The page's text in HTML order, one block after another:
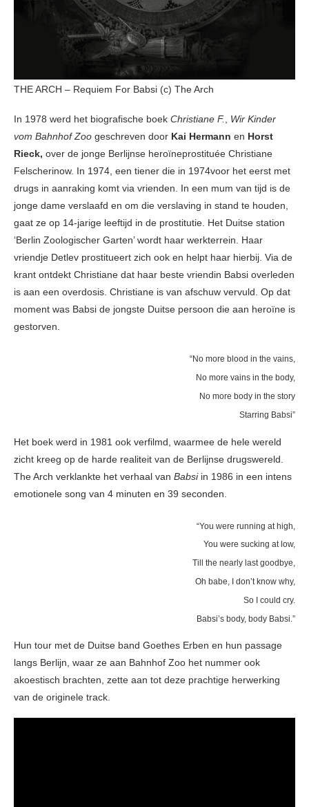
THE ARCH – Requiem For Babsi (c) The Arch
In 1978 werd het biografische boek Christiane F., Wir Kinder
vom Bahnhof Zoo geschreven door Kai Hermann en Horst
Rieck, over de jonge Berlijnse heroïneprostituée Christiane
Felscherinow. In 1974, een tiener die in 1974voor het eerst met
drugs in aanraking komt via vrienden. In een mum van tijd is de
jonge dame verslaafd en om die verslaving in stand te houden,
gaat ze op 14-jarige leeftijd in de prostitutie. Het Duitse station
‘Berlin Zoologischer Garten’ wordt haar werkterrein. Haar
vriendje Detlev prostitueert zich ook en helpt haar hierbij. Via de
krant ontdekt Christiane dat haar beste vriendin Babsi overleden
is aan een overdosis. Christiane is van afschuw vervuld. Op dat
moment was Babsi de jongste Duitse persoon die aan heroïne is
gestorven.
“No more blood in the vains,
No more vains in the body,
No more body in the story
Starring Babsi”
Het boek werd in 1981 ook verfilmd, waarmee de hele wereld
zicht kreeg op de harde realiteit van de Berlijnse drugswereld.
The Arch verklankte het verhaal van Babsi in 1986 in een intens
emotionele song van 4 minuten en 39 seconden.
“You were running at high,
You were sucking at low,
Till the nearly last goodbye,
Oh babe, I don’t know why,
So I could cry.
Babsi’s body, body Babsi.”
Hun tour met de Duitse band Goethes Erben en hun passage
langs Berlijn, waar ze aan Bahnhof Zoo het nummer ook
akoestisch brachten, zette aan tot deze prachtige herwerking
van de originele track.